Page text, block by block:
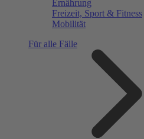
Ernährung
Freizeit, Sport & Fitness
Mobilität
Für alle Fälle